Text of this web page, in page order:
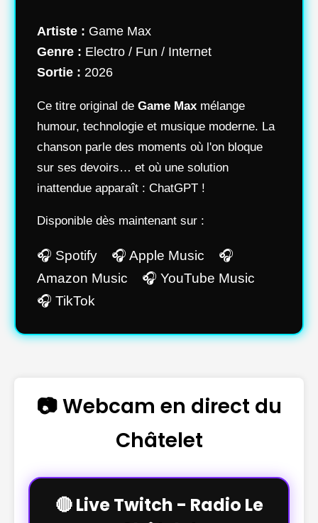
Artiste : Game Max
Genre : Electro / Fun / Internet
Sortie : 2026
Ce titre original de Game Max mélange
humour, technologie et musique moderne. La
chanson parle des moments où l'on bloque
sur ses devoirs… et où une solution
inattendue apparaît : ChatGPT !
Disponible dès maintenant sur :
🎧 Spotify 🎧 Apple Music 🎧
Amazon Music 🎧 YouTube Music
🎧 TikTok
📷 Webcam en direct du
Châtelet
🔴 Live Twitch - Radio Le